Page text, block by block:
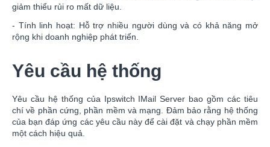
giảm thiểu rủi ro mất dữ liệu.
- Tính linh hoạt: Hỗ trợ nhiều người dùng và có khả năng mở
rộng khi doanh nghiệp phát triển.
Yêu cầu hệ thống
Yêu cầu hệ thống của Ipswitch IMail Server bao gồm các tiêu
chí về phần cứng, phần mềm và mạng. Đảm bảo rằng hệ thống
của bạn đáp ứng các yêu cầu này để cài đặt và chạy phần mềm
một cách hiệu quả.